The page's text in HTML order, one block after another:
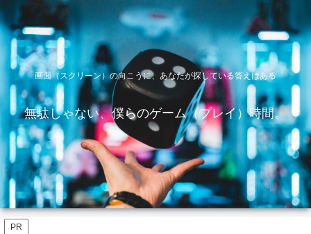
画面（スクリーン）の向こうに、あなたが探している答えはある
無駄じゃない、僕らのゲーム（プレイ）時間。
PR